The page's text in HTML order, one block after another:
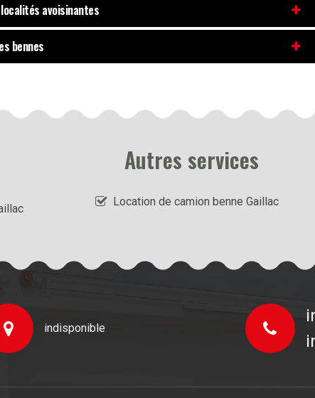
avoisinantes
bennes
Autres services
Location de camion benne Gaillac
indisponible